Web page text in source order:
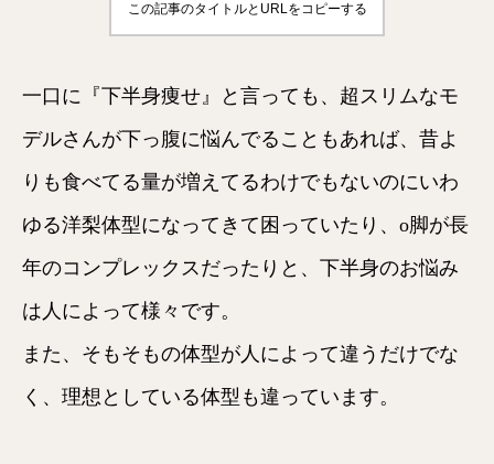
この記事のタイトルとURLをコピーする
一口に『下半身痩せ』と言っても、超スリムなモ
デルさんが下っ腹に悩んでることもあれば、昔よ
りも食べてる量が増えてるわけでもないのにいわ
ゆる洋梨体型になってきて困っていたり、o脚が長
年のコンプレックスだったりと、下半身のお悩み
は人によって様々です。
また、そもそもの体型が人によって違うだけでな
く、理想としている体型も違っています。